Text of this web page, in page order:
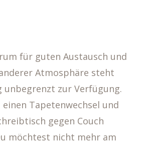
für guten Austausch und
Atmosphäre steht
unbegrenzt zur Verfügung.
Tapetenwechsel und
gegen Couch
möchtest nicht mehr am